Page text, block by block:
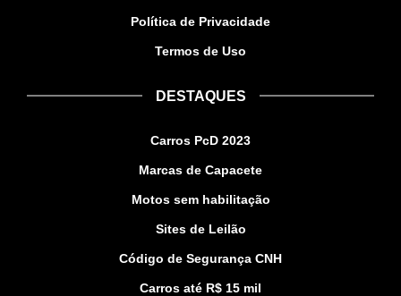
Política de Privacidade
Termos de Uso
DESTAQUES
Carros PcD 2023
Marcas de Capacete
Motos sem habilitação
Sites de Leilão
Código de Segurança CNH
Carros até R$ 15 mil